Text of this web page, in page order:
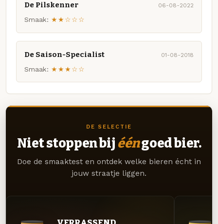
De Pilskenner 06-08-2022
Smaak: ★★☆☆☆
De Saison-Specialist 01-08-2018
Smaak: ★★★☆☆
DE SELECTIE
Niet stoppen bij ééngoed bier.
Doe de smaaktest en ontdek welke bieren écht in
jouw straatje liggen.